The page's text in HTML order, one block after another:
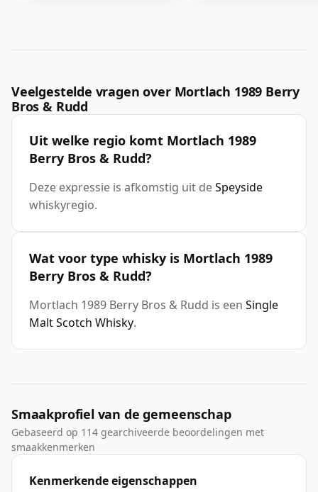
Veelgestelde vragen over Mortlach 1989 Berry
Bros & Rudd
Uit welke regio komt Mortlach 1989
Berry Bros & Rudd?
Deze expressie is afkomstig uit deSpeyside
whiskyregio.
Wat voor type whisky is Mortlach 1989
Berry Bros & Rudd?
Mortlach 1989 Berry Bros & Rudd is een Single
Malt Scotch Whisky.
Smaakprofiel van de gemeenschap
Gebaseerd op 114 gearchiveerde beoordelingen met
smaakkenmerken
Kenmerkende eigenschappen